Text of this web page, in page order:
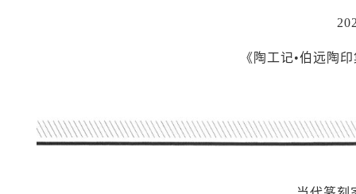
《陶工记•伯远陶